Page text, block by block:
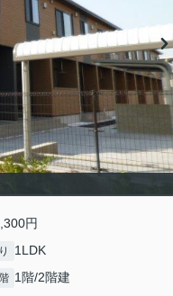
円
1LDK
1階/2階建